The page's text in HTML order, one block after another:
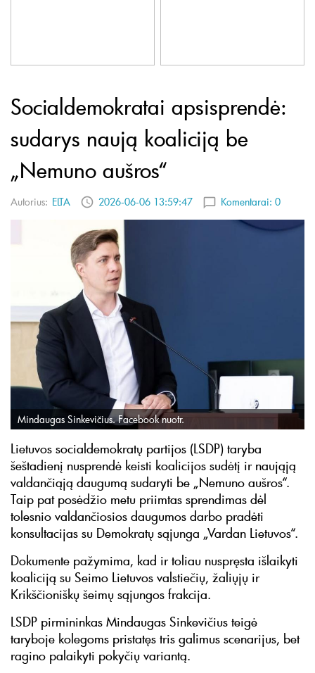
Socialdemokratai apsisprendė:
sudarys naują koaliciją be
„Nemuno aušros“
Autorius: ELTA 2026-06-06 13:59:47 Komentarai: 0
Mindaugas Sinkevičius. Facebook nuotr.
Lietuvos socialdemokratų partijos (LSDP) taryba
šeštadienį nusprendė keisti koalicijos sudėtį ir naująją
valdančiąją daugumą sudaryti be „Nemuno aušros“.
Taip pat posėdžio metu priimtas sprendimas dėl
tolesnio valdančiosios daugumos darbo pradėti
konsultacijas su Demokratų sąjunga „Vardan Lietuvos“.
Dokumente pažymima, kad ir toliau nuspręsta išlaikyti
koaliciją su Seimo Lietuvos valstiečių, žaliųjų ir
Krikščioniškų šeimų sąjungos frakcija.
LSDP pirmininkas Mindaugas Sinkevičius teigė
taryboje kolegoms pristatęs tris galimus scenarijus, bet
ragino palaikyti pokyčių variantą.